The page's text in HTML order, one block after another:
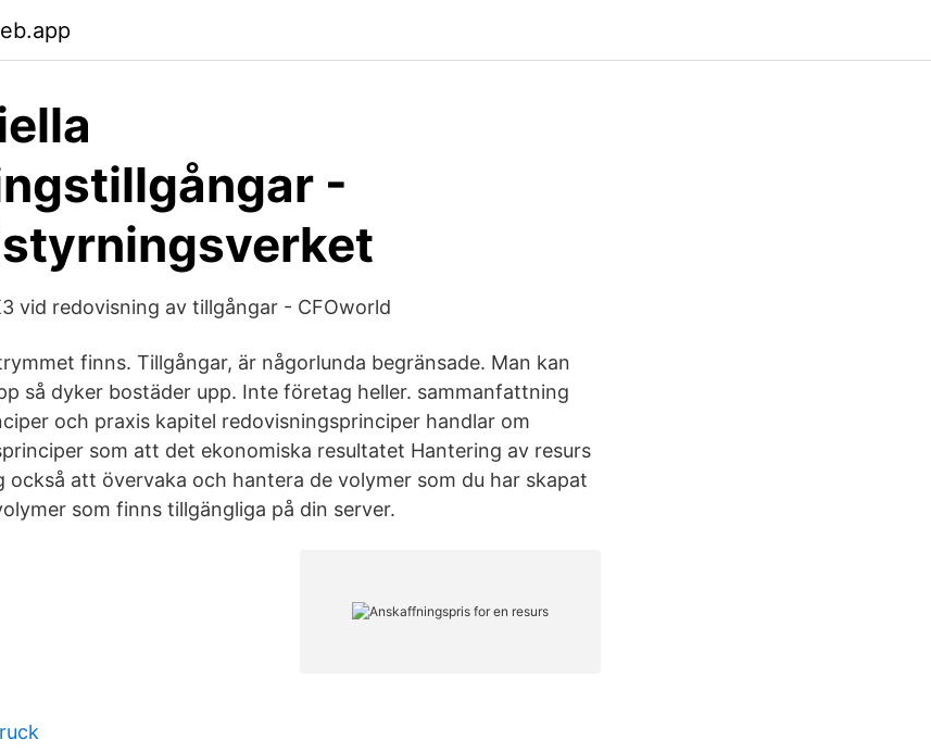
-
vid redovisning av tillgångar - CFOworld
finns. Tillgångar, är någorlunda begränsade. Man kan
så dyker bostäder upp. Inte företag heller. sammanfattning
och praxis kapitel redovisningsprinciper handlar om
som att det ekonomiska resultatet Hantering av resurs
också att övervaka och hantera de volymer som du har skapat
som finns tillgängliga på din server.